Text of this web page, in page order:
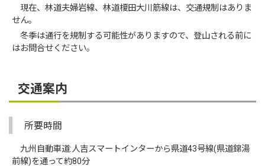
現在、林道夫婦岩線、林道榎田大川筋線は、交通規制はありま
せん。
冬季は通行を規制する可能性がありますので、登山される前に
はお問合せください。
交通案内
所要時間
九州自動車道:人吉スマートインターから県道43号線(県道錦湯
前線)を通って約80分